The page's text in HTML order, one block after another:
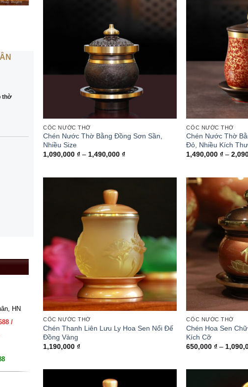
thờ
HN
/
CỐC NƯỚC THỜ
Chén Nước Thờ Bằng Đồng Sơn Sần,
Nhiều Size
1,090,000₫ – 1,490,000₫Khoảng
CỐC NƯỚC THỜ
Chén Nước Thờ
Đỏ, Nhiều Kích
1,490,000₫ –
CỐC NƯỚC THỜ
Chén Thanh Liên Lưu Ly Hoa Sen Nổi Đế
Đồng Vàng
1,190,000₫
CỐC NƯỚC THỜ
Chén Hoa Sen
Kích Cỡ
650,000₫ –